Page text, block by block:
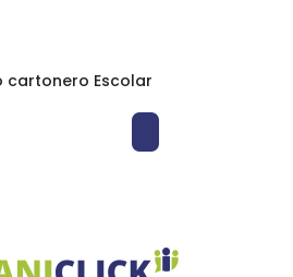
cartonero Escolar